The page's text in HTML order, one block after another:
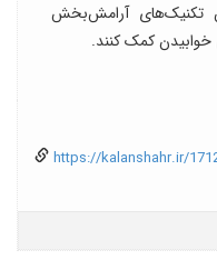
تکنیک‌های آرامش‌بخش
خوابیدن کمک کنند.
https://kalanshahr.ir/